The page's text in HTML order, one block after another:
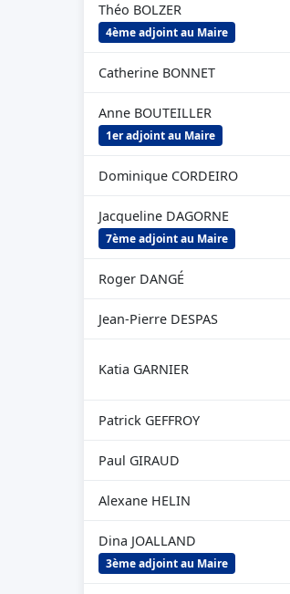
Théo BOLZER
4ème adjoint au Maire
Catherine BONNET
Anne BOUTEILLER
1er adjoint au Maire
Dominique CORDEIRO
Jacqueline DAGORNE
7ème adjoint au Maire
Roger DANGÉ
Jean-Pierre DESPAS
Katia GARNIER
Patrick GEFFROY
Paul GIRAUD
Alexane HELIN
Dina JOALLAND
3ème adjoint au Maire